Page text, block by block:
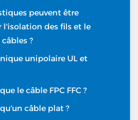
peuvent être
l'isolation des fils et le
?
unipolaire UL et
le câble FPC FFC ?
câble plat ?